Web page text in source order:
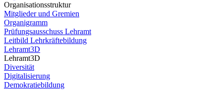
Organisationsstruktur
Mitglieder und Gremien
Organigramm
Prüfungsausschuss Lehramt
Leitbild Lehrkräftebildung
Lehramt3D
Lehramt3D
Diversität
Digitalisierung
Demokratiebildung